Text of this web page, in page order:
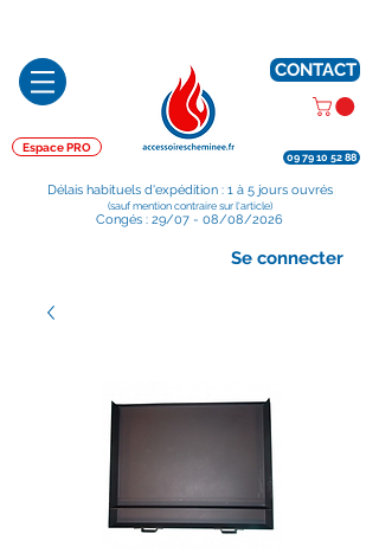
Espace PRO
CONTACT
09 79 10 52 88
Délais habituels d'expédition : 1 à 5 jours ouvrés
(sauf mention contraire sur l'article)
Congés : 29/07 - 08/08/2026
Se connecter